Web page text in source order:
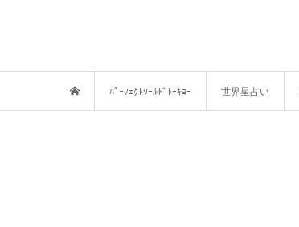
ﾊﾟｰﾌｪｸﾄﾜｰﾙﾄﾞﾄｰｷｮｰ 世界星占い